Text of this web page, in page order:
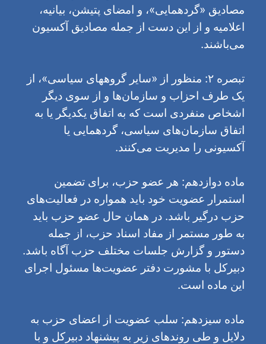
مصادیق «گردهمایی»، و امضای پتیشن، بیانیه،
اعلامیه و از این دست از جمله مصادیق آکسیون
می‌باشند.
تبصره ۲: منظور از «سایر گروههای سیاسی»، از
یک طرف احزاب و سازمان‌ها و از سوی دیگر
اشخاص منفردی است که به اتفاق یکدیگر یا به
اتفاق سازمان‌های سیاسی، گردهمایی یا
آکسیونی را مدیریت می‌کنند.
ماده دوازدهم: هر عضو حزب، برای تضمین
استمرار عضویت خود باید همواره در فعالیت‌های
حزب درگیر باشد. در همان حال عضو حزب باید
به طور مستمر از مفاد اسناد حزب، از جمله
دستور و گزارش جلسات مختلف حزب آگاه باشد.
دبیرکل با مشورت دفتر عضویت‌ها مسئول اجرای
این ماده است.
ماده سیزدهم: سلب عضویت از اعضای حزب به
دلایل و طی روندهای زیر به پیشنهاد دبیرکل و با